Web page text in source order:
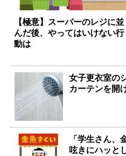
【極意】スーパーのレジに並
んだ後、やってはいけない行
動は
女子更衣室の
カーテンを開
「学生さん、
呟きにハッと